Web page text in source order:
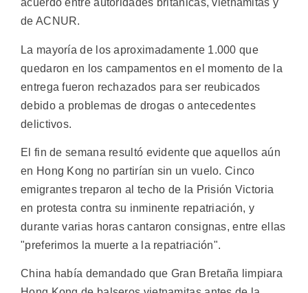
acuerdo entre autoridades británicas, vietnamitas y
de ACNUR.
La mayoría de los aproximadamente 1.000 que
quedaron en los campamentos en el momento de la
entrega fueron rechazados para ser reubicados
debido a problemas de drogas o antecedentes
delictivos.
El fin de semana resultó evidente que aquellos aún
en Hong Kong no partirían sin un vuelo. Cinco
emigrantes treparon al techo de la Prisión Victoria
en protesta contra su inminente repatriación, y
durante varias horas cantaron consignas, entre ellas
"preferimos la muerte a la repatriación".
China había demandado que Gran Bretaña limpiara